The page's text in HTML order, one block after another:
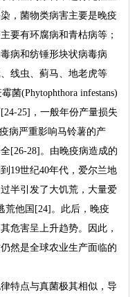
，菌物类病害主要是晚疫
要有环腐病和青枯病等；
病和纺锤形块状病毒病
线虫、蓟马、地老虎等
菌(Phytophthora infestans)
25]，一般年份产量损失
病严重影响马铃薯的产
[26-28]。由晚疫病造成的
19世纪40年代，爱尔兰地
半引发了大饥荒，大量爱
荒他国[24]。此后，晚疫
危害呈上升趋势。因此，
然是全球农业生产面临的
特点与真菌极其相似，导